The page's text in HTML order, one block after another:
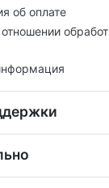
об оплате